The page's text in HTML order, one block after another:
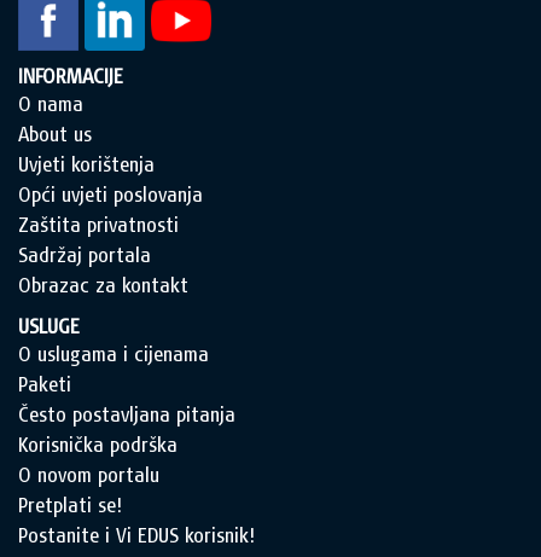
INFORMACIJE
O nama
About us
Uvjeti korištenja
Opći uvjeti poslovanja
Zaštita privatnosti
Sadržaj portala
Obrazac za kontakt
USLUGE
O uslugama i cijenama
Paketi
Često postavljana pitanja
Korisnička podrška
O novom portalu
Pretplati se!
Postanite i Vi EDUS korisnik!